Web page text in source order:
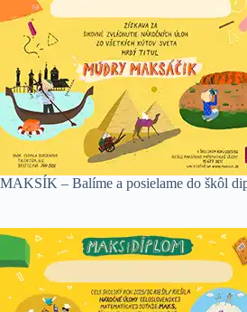
MAKSÍK – Balíme a posielame do škôl